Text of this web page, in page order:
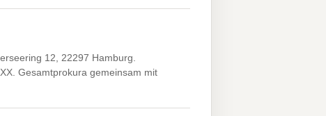
12, 22297 Hamburg.
Gesamtprokura gemeinsam mit